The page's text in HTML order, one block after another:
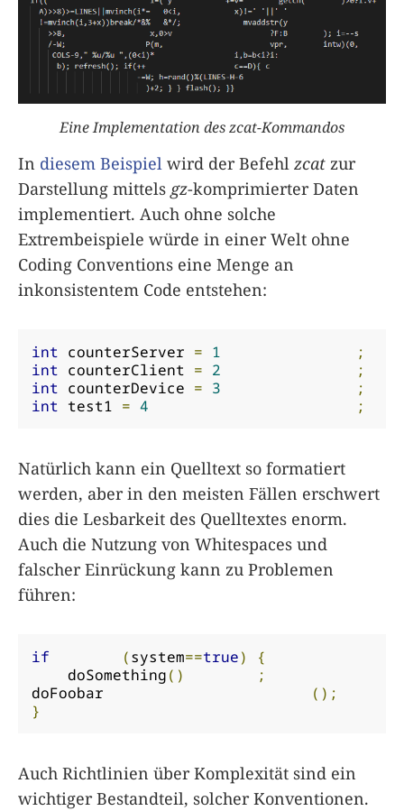
Eine Implementation des zcat-Kommandos
In diesem Beispiel wird der Befehl zcat zur
Darstellung mittels gz-komprimierter Daten
implementiert. Auch ohne solche
Extrembeispiele würde in einer Welt ohne
Coding Conventions eine Menge an
inkonsistentem Code entstehen:
int counterServer = 1
;
int counterClient = 2
;
int counterDevice = 3
;
int test1 = 4 ;
Natürlich kann ein Quelltext so formatiert
werden, aber in den meisten Fällen erschwert
dies die Lesbarkeit des Quelltextes enorm.
Auch die Nutzung von Whitespaces und
falscher Einrückung kann zu Problemen
führen:
if (system==true)
{
    doSomething
()
;
doFoobar
();
}
Auch Richtlinien über Komplexität sind ein
wichtiger Bestandteil, solcher Konventionen.